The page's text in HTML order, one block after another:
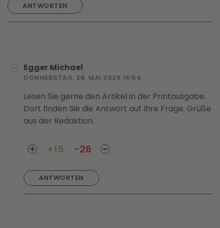
ANTWORTEN
Egger Michael
DONNERSTAG, 28. MAI 2026 16:54
Lesen Sie gerne den Artikel in der Printausgabe.
Dort finden Sie die Antwort auf Ihre Frage. Grüße
aus der Redaktion.
ANTWORTEN
+15 -26